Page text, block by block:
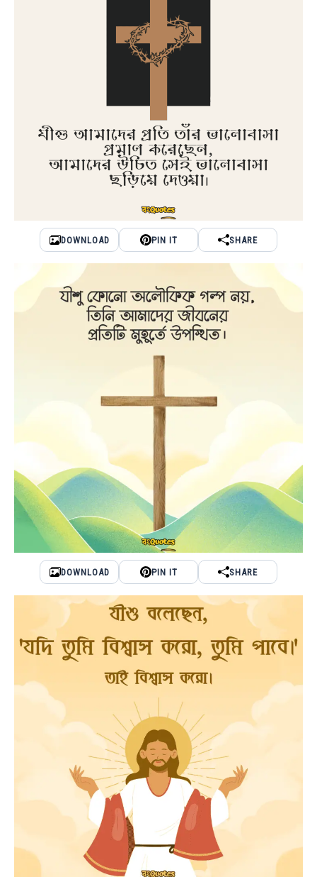
DOWNLOAD PIN IT SHARE
DOWNLOAD PIN IT SHARE